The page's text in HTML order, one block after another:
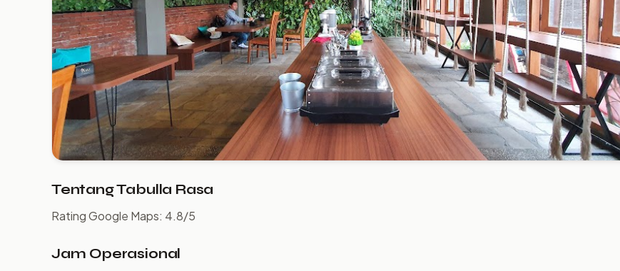
Tentang Tabulla Rasa
Rating Google Maps: 4.8/5
Jam Operasional